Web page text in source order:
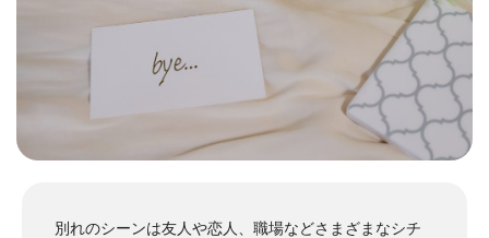
別れのシーンは友人や恋人、職場などさまざまなシチ